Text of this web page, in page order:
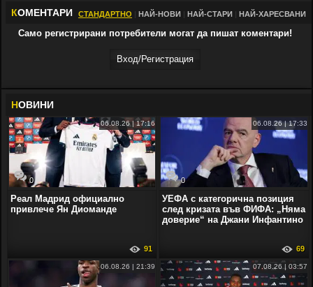
КОМЕНТАРИ СТАНДАРТНО НАЙ-НОВИ НАЙ-СТАРИ НАЙ-ХАРЕСВАНИ
Само регистрирани потребители могат да пишат коментари!
Вход/Регистрaция
НОВИНИ
0
06.08.26 | 17:16
Реал Мадрид официално
привлече Ян Диоманде
91
0
06.08.26 | 17:33
УЕФА с категорична позиция
след кризата във ФИФА: „Няма
доверие“ на Джани Инфантино
69
06.08.26 | 21:39 07.08.26 | 03:57